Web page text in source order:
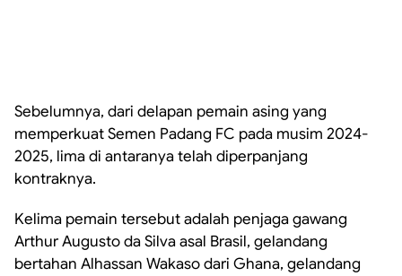
Sebelumnya, dari delapan pemain asing yang
memperkuat Semen Padang FC pada musim 2024-
2025, lima di antaranya telah diperpanjang
kontraknya.
Kelima pemain tersebut adalah penjaga gawang
Arthur Augusto da Silva asal Brasil, gelandang
bertahan Alhassan Wakaso dari Ghana, gelandang